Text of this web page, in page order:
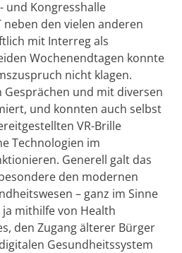
und Kongresshalle
den vielen anderen
mit Interreg als
Wochenendtagen konnte
nicht klagen.
Gesprächen und mit diversen
und konnten auch selbst
VR-Brille
Technologien im
Generell galt das
den modernen
– ganz im Sinne
mithilfe von Health
den Zugang älterer Bürger
Gesundheitssystem